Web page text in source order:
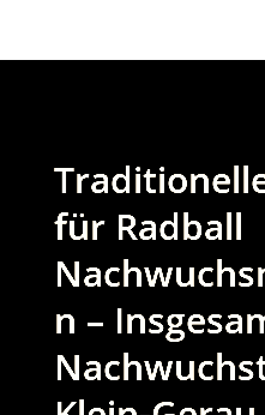
für Radball
n –